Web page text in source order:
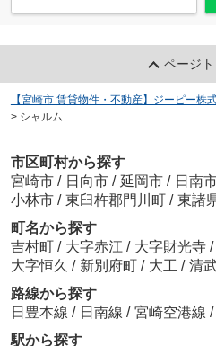
ページ
【宮崎市 賃貸物件・不動産】ジーピー株
> シャルム
市区町村から探す
宮崎市 / 日向市 / 延岡市 / 日南
小林市 / 東臼杵郡門川町 / 東諸
町名から探す
吉村町 / 大字赤江 / 大字財光寺 /
大字恒久 / 新別府町 / 大工 / 清
路線から探す
日豊本線 / 日南線 / 宮崎空港線 /
駅から探す